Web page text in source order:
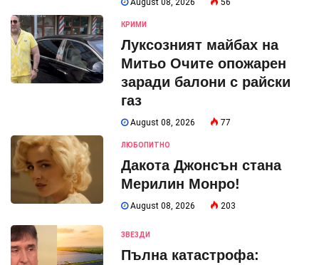
August 08, 2026 56
КРИМИ
Луксозният майбах на
Митьо Очите опожарен
заради балони с райски
газ
August 08, 2026 77
ЛЮБОПИТНО
Дакота Джонсън стана
Мерилин Монро!
August 08, 2026 203
ЗВЕЗДИ
Пълна катастрофа: